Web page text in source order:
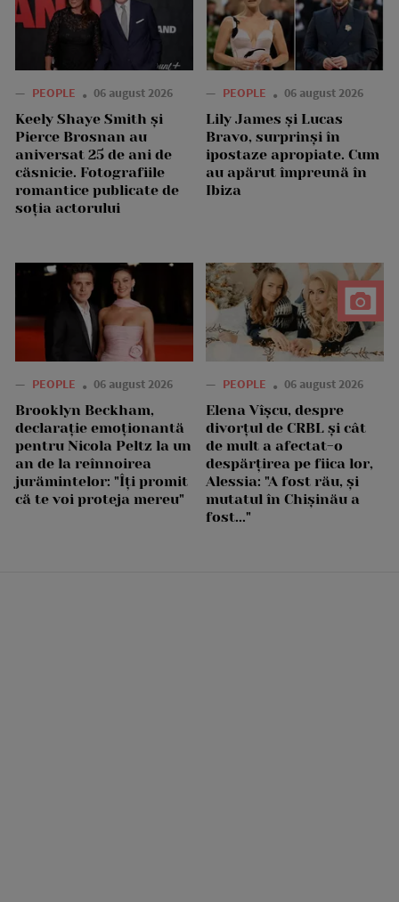
— PEOPLE 06 august 2026
Keely Shaye Smith și
Pierce Brosnan au
aniversat 25 de ani de
căsnicie. Fotografiile
romantice publicate de
soția actorului
— PEOPLE 06 august 2026
Lily James și Lucas
Bravo, surprinși în
ipostaze apropiate. Cum
au apărut împreună în
Ibiza
— PEOPLE 06 august 2026
Brooklyn Beckham,
declarație emoționantă
pentru Nicola Peltz la un
an de la reînnoirea
jurămintelor: "Îți promit
că te voi proteja mereu"
— PEOPLE 06 august 2026
Elena Vîșcu, despre
divorțul de CRBL și cât
de mult a afectat-o
despărțirea pe fiica lor,
Alessia: "A fost rău, și
mutatul în Chișinău a
fost..."